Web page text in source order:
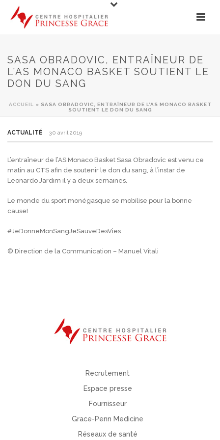
SASA OBRADOVIC, ENTRAÎNEUR DE
L’AS MONACO BASKET SOUTIENT LE
DON DU SANG
ACCUEIL » SASA OBRADOVIC, ENTRAÎNEUR DE L’AS MONACO BASKET
SOUTIENT LE DON DU SANG
ACTUALITÉ 30 avril 2019
L’entraîneur de l’AS Monaco Basket Sasa Obradovic est venu ce
matin au CTS afin de soutenir le don du sang, à l’instar de
Leonardo Jardim il y a deux semaines.
Le monde du sport monégasque se mobilise pour la bonne
cause!
#JeDonneMonSangJeSauveDesVies
© Direction de la Communication – Manuel Vitali
Recrutement
Espace presse
Fournisseur
Grace-Penn Medicine
Réseaux de santé